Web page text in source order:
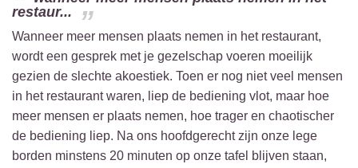
restaur...
Wanneer meer mensen plaats nemen in het restaurant,
wordt een gesprek met je gezelschap voeren moeilijk
gezien de slechte akoestiek. Toen er nog niet veel mensen
in het restaurant waren, liep de bediening vlot, maar hoe
meer mensen er plaats nemen, hoe trager en chaotischer
de bediening liep. Na ons hoofdgerecht zijn onze lege
borden minstens 20 minuten op onze tafel blijven staan,